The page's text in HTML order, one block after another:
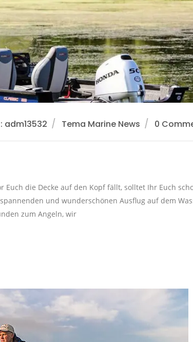
adm13532 Tema Marine News 0
Euch die Decke auf den Kopf fällt, solltet Ihr Euch
und wunderschönen Ausflug auf dem
zum Angeln, wir